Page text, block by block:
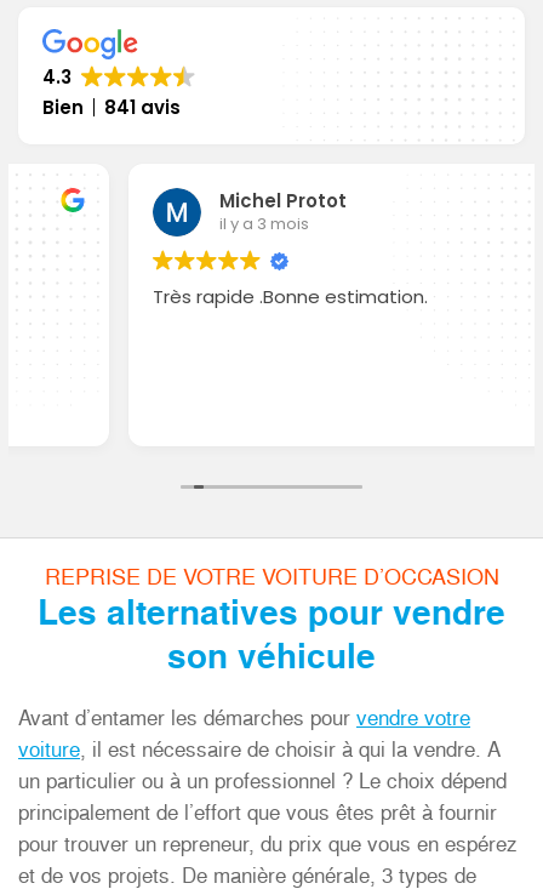
4.3
Bien
841 avis
Michel Protot
il y a 3 mois
Très rapide .Bonne estimation.
REPRISE DE VOTRE VOITURE D’OCCASION
Les alternatives pour vendre
son véhicule
Avant d’entamer les démarches pour vendre votre
voiture , il est nécessaire de choisir à qui la vendre. A
un particulier ou à un professionnel ? Le choix dépend
principalement de l’effort que vous êtes prêt à fournir
pour trouver un repreneur, du prix que vous en espérez
et de vos projets. De manière générale, 3 types de